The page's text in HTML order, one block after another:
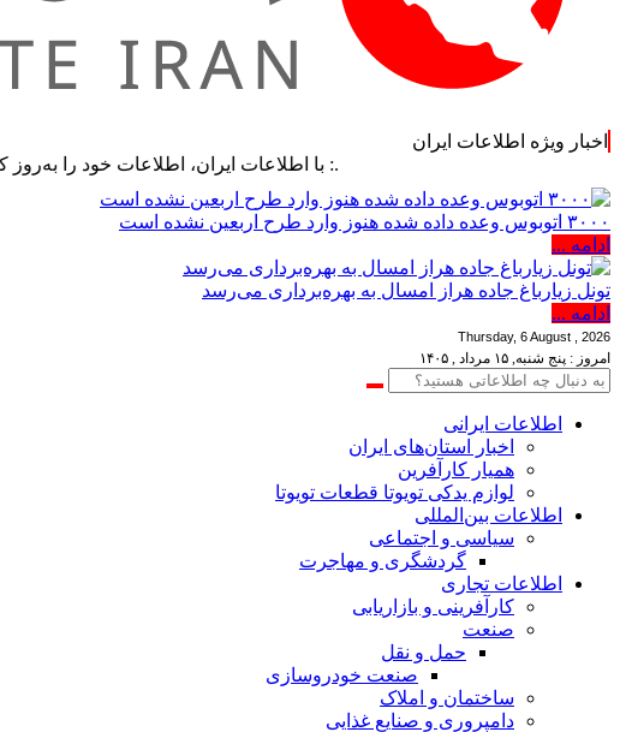
اخبار ویژه اطلاعات ایران
.: با اطلاعات ایران، اطلاعات خود را به‌روز کنید :.
۳۰۰۰ اتوبوس وعده داده شده هنوز وارد طرح اربعین نشده است
ادامه ...
تونل زیارباغ جاده هراز امسال به بهره‌برداری می‌رسد
ادامه ...
Thursday, 6 August , 2026
امروز : پنج شنبه, ۱۵ مرداد , ۱۴۰۵
اطلاعات‌ ‎ایرانی
اخبار استان‌های ایران
همیار کارآفرین
لوازم یدکی تویوتا قطعات تویوتا
اطلاعات بین‌المللی
سیاسی و اجتماعی
گردشگری و مهاجرت
اطلاعات تجاری
کارآفرینی و بازاریابی
صنعت
حمل و نقل
صنعت خودروسازی
ساختمان و املاک
دامپروری و صنایع غذایی